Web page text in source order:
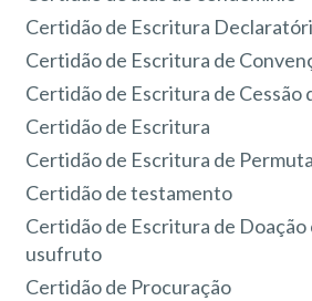
Certidão de Escritura
Certidão de Escritura de
Certidão de Escritura de Cessão
Certidão de Escritura
Certidão de Escritura de Permuta
Certidão de testamento
Certidão de Escritura de Doação
usufruto
Certidão de Procuração